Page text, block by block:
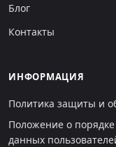
Блог
Контакты
ИНФОРМАЦИЯ
Политика защиты и
Положение о
данных